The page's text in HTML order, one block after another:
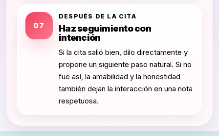
07
DESPUÉS DE LA CITA
Haz seguimiento con
intención
Si la cita salió bien, dilo directamente y
propone un siguiente paso natural. Si no
fue así, la amabilidad y la honestidad
también dejan la interacción en una nota
respetuosa.